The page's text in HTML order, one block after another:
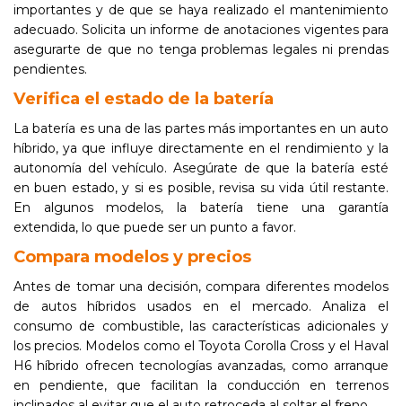
importantes y de que se haya realizado el mantenimiento
adecuado. Solicita un informe de anotaciones vigentes para
asegurarte de que no tenga problemas legales ni prendas
pendientes.
Verifica el estado de la batería
La batería es una de las partes más importantes en un auto
híbrido, ya que influye directamente en el rendimiento y la
autonomía del vehículo. Asegúrate de que la batería esté
en buen estado, y si es posible, revisa su vida útil restante.
En algunos modelos, la batería tiene una garantía
extendida, lo que puede ser un punto a favor.
Compara modelos y precios
Antes de tomar una decisión, compara diferentes modelos
de autos híbridos usados en el mercado. Analiza el
consumo de combustible, las características adicionales y
los precios. Modelos como el Toyota Corolla Cross y el Haval
H6 híbrido ofrecen tecnologías avanzadas, como arranque
en pendiente, que facilitan la conducción en terrenos